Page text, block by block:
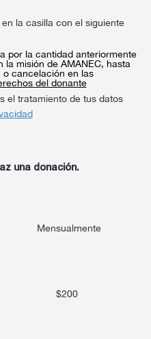
la casilla con el siguiente
por la cantidad anteriormente
misión de AMANEC, hasta
cancelación en las
del donante
el tratamiento de tus datos
una donación.
Mensualmente
$200